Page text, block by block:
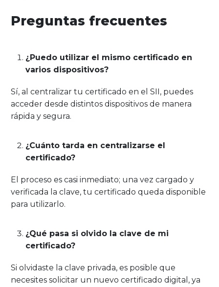
Preguntas frecuentes
¿Puedo utilizar el mismo certificado en
varios dispositivos?
Sí, al centralizar tu certificado en el SII, puedes
acceder desde distintos dispositivos de manera
rápida y segura.
¿Cuánto tarda en centralizarse el
certificado?
El proceso es casi inmediato; una vez cargado y
verificada la clave, tu certificado queda disponible
para utilizarlo.
¿Qué pasa si olvido la clave de mi
certificado?
Si olvidaste la clave privada, es posible que
necesites solicitar un nuevo certificado digital, ya